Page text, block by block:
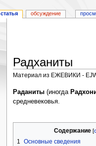
Радханиты
Материал из ЕЖЕВИКИ -
Перейти
к
Перейти
к
Раданиты (иногда
средневековья.
Содержание
1 Основные сведения
статья обсуждение